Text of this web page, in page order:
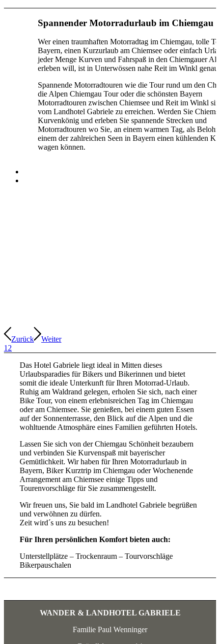
Spannender Motorradurlaub im Chiemgau
Wer einen traumhaften Motorradtag im Chiemgau, tolle
Bayern, einen Kurzurlaub am Chiemsee oder einfach
jeder Menge Kurven und Fahrspaß in den Chiemgauer
erleben will, ist in Unterwössen nahe Reit im Winkl
Spannende Motorradtouren wie die Tour rund um den
die Alpen Chiemgau Tour oder die schönsten Bayern
Motorradtouren zwischen Chiemsee und Reit im Winkl
vom Landhotel Gabriele zu erreichen. Werden Sie
Kurvenkönig und erleben Sie spannende Strecken und
Motorradtouren wo Sie, an einem warmen Tag, als
einem der zahlreichen Seen in Bayern einen kühlenden
wagen können.
Zurück
Weiter
1 2
Das Hotel Gabriele liegt ideal in Mitten dieses
Urlaubsparadies für Bikers und Bikerinnen und bietet
somit die ideale Unterkunft für Ihren Motorrad-Urlaub.
Ruhig am Waldrand gelegen, erholen Sie sich, nach einer
Bike Tour, von einem erlebnisreichen Tag im Chiemgau
oder am Chiemsee. Sie genießen, bei einem guten Essen
auf der Sonnenterrasse, den Blick auf die Alpen und die
wohltuende Atmosphäre eines Familien geführten Hotels.
Lassen Sie sich von der Chiemgau Schönheit bezaubern
und verbinden Sie Kurvenspaß mit bayerischer
Gemütlichkeit. Wir haben für Ihren Motorradurlaub in
Bayern, Biker Kurztrip im Chiemgau oder Wochenende
Arrangement am Chiemsee einige Tipps und
Tourenvorschläge für Sie zusammengestellt.
Wir freuen uns, Sie bald im Landhotel Gabriele begrüßen
und verwöhnen zu dürfen.
Zeit wird´s uns zu besuchen!
Für Ihren persönlichen Komfort bieten auch:
Unterstellplätze – Trockenraum – Tourvorschläge
Bikerpauschalen
WANDER & LANDHOTEL GABRIELE
Familie Paul Wenninger